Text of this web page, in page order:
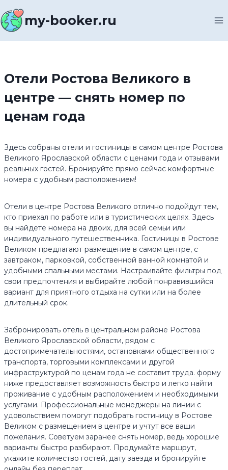
к
содержимомуmy-booker.ru
Отели Ростова Великого в
центре — снять номер по
ценам года
Здесь собраны отели и гостиницы в самом центре Ростова
Великого Ярославской области с ценами года и отзывами
реальных гостей. Бронируйте прямо сейчас комфортные
номера с удобным расположением!
Отели в центре Ростова Великого отлично подойдут тем,
кто приехал по работе или в туристических целях. Здесь
вы найдете номера на двоих, для всей семьи или
индивидуального путешественника. Гостиницы в Ростове
Великом предлагают размещение в самом центре, с
завтраком, парковкой, собственной ванной комнатой и
удобными спальными местами. Настраивайте фильтры под
свои предпочтения и выбирайте любой понравившийся
вариант для приятного отдыха на сутки или на более
длительный срок.
Забронировать отель в центральном районе Ростова
Великого Ярославской области, рядом с
достопримечательностями, остановками общественного
транспорта, торговыми комплексами и другой
инфраструктурой по ценам года не составит труда. форму
ниже предоставляет возможность быстро и легко найти
проживание с удобным расположением и необходимыми
услугами. Профессиональные менеджеры на линии с
удовольствием помогут подобрать гостиницу в Ростове
Великом с размещением в центре и учтут все ваши
пожелания. Советуем заранее снять номер, ведь хорошие
варианты быстро разбирают. Продумайте маршрут,
укажите количество гостей, дату заезда и бронируйте